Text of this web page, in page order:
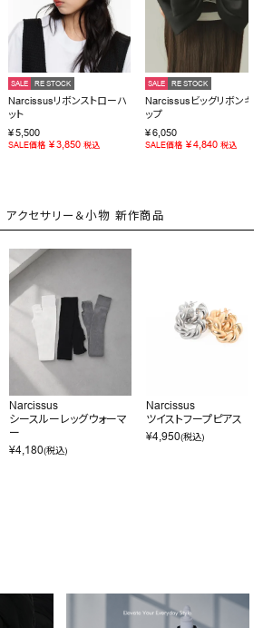
SALE RE STOCK
Narcissusリボンストローハ
ット
¥5,500
SALE価格 ¥3,850 税込
SALE RE STOCK
Narcissusビッグリボンキャ
ップ
¥6,050
SALE価格 ¥4,840 税込
アクセサリー＆小物 新作商品
Narcissus
シースルーレッグウォーマ
ー
¥4,180(税込)
Narcissus
ツイストフープピアス
¥4,950(税込)